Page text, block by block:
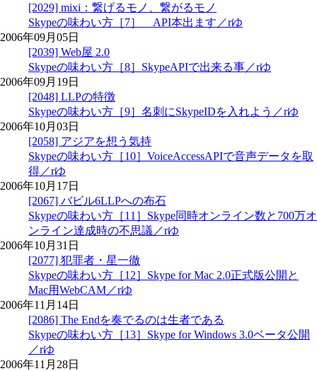
[2029] mixi：繋げるモノ、繋がるモノ
Skypeの味わい方［7］ API本出ます／rゆ
2006年09月05日
[2039] Web屋 2.0
Skypeの味わい方［8］SkypeAPIで出来る事／rゆ
2006年09月19日
[2048] LLPの特徴
Skypeの味わい方［9］名刺にSkypeIDを入れよう／rゆ
2006年10月03日
[2058] アジアを想う気持
Skypeの味わい方［10］VoiceAccessAPIで音声データを取
得／rゆ
2006年10月17日
[2067] バビル6LLPへの布石
Skypeの味わい方［11］Skype同時オンライン数と700万オ
ンライン達成時の不思議／rゆ
2006年10月31日
[2077] 犯罪者・星一徹
Skypeの味わい方［12］Skype for Mac 2.0正式版公開と
Mac用WebCAM／rゆ
2006年11月14日
[2086] The Endを奏でるのは生者である
Skypeの味わい方［13］Skype for Windows 3.0ベータ公開
／rゆ
2006年11月28日